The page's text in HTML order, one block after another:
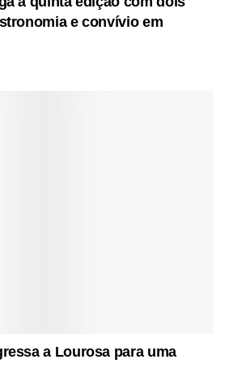
e convívio em
a Lourosa para uma